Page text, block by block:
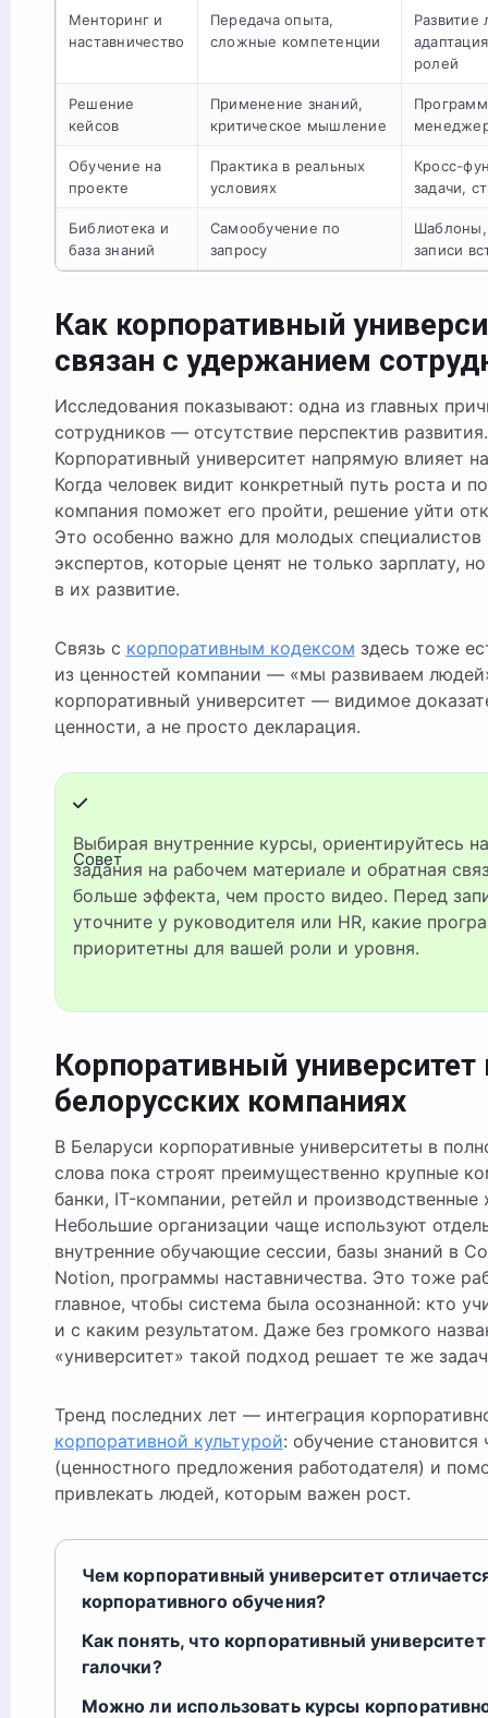
Менторинг и
наставничество
Передача опыта,
сложные компетенции
Развитие
ролей
Решение
кейсов
Применение знаний,
критическое мышление
Обучение на
проекте
Практика в реальных
условиях
Кросс-
задачи,
Библиотека и
база знаний
Самообучение по
запросу
Шаблоны,
записи
Как корпоративный
связан с удержанием
Исследования показывают: одна из главных
сотрудников — отсутствие перспектив развития.
Корпоративный университет напрямую влияет
Когда человек видит конкретный путь роста и
компания поможет его пройти, решение уйти
Это особенно важно для молодых специалистов
экспертов, которые ценят не только зарплату,
в их развитие.
Связь с корпоративным кодексом здесь тоже
из ценностей компании — «мы развиваем
корпоративный университет — видимое
ценности, а не просто декларация.
Совет
Выбирая внутренние курсы, ориентируйтесь на практику:
задания на рабочем материале и обратная
больше эффекта, чем просто видео. Перед
уточните у руководителя или HR, какие
приоритетны для вашей роли и уровня.
Корпоративный университет
белорусских компаниях
В Беларуси корпоративные университеты в
слова пока строят преимущественно крупные
банки, IT-компании, ретейл и производственные
Небольшие организации чаще используют
внутренние обучающие сессии, базы знаний в
Notion, программы наставничества. Это тоже
главное, чтобы система была осознанной: кто
и с каким результатом. Даже без громкого
«университет» такой подход решает те же
Тренд последних лет — интеграция
корпоративной культурой: обучение становится
(ценностного предложения работодателя) и
привлекать людей, которым важен рост.
Чем корпоративный университет
корпоративного обучения?
Как понять, что корпоративный
галочки?
Можно ли использовать курсы